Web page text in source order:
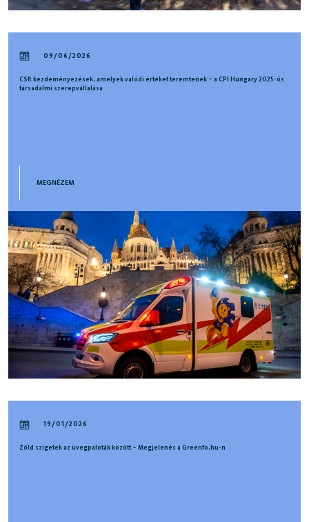
09/06/2026
CSR kezdeményezések, amelyek valódi értéket teremtenek – a CPI Hungary 2025-ös
társadalmi szerepvállalása
MEGNÉZEM
19/01/2026
Zöld szigetek az üvegpaloták között – Megjelenés a Greenfo.hu-n